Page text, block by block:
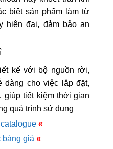
biệt sản phẩm làm từ
hiện đại, đảm bảo an
kế với bộ nguồn rời,
dàng cho việc lắp đặt,
giúp tiết kiệm thời gian
quá trình sử dụng
«
bảng giá «